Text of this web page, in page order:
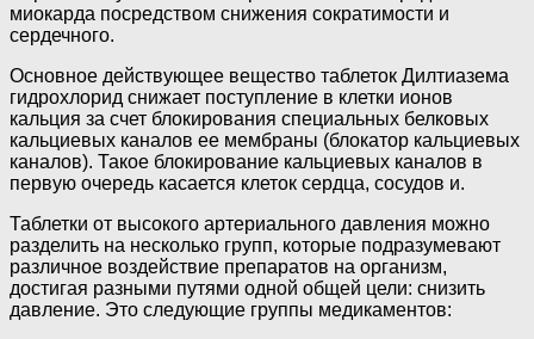
миокарда посредством снижения сократимости и
сердечного.
Основное действующее вещество таблеток Дилтиазема
гидрохлорид снижает поступление в клетки ионов
кальция за счет блокирования специальных белковых
кальциевых каналов ее мембраны (блокатор кальциевых
каналов). Такое блокирование кальциевых каналов в
первую очередь касается клеток сердца, сосудов и.
Таблетки от высокого артериального давления можно
разделить на несколько групп, которые подразумевают
различное воздействие препаратов на организм,
достигая разными путями одной общей цели: снизить
давление. Это следующие группы медикаментов: